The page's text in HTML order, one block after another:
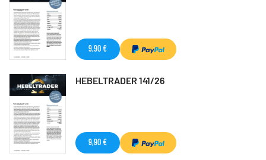
9,90 €
HEBELTRADER 141/26
9,90 €